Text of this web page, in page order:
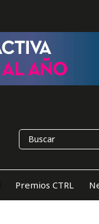
Premios CTRL